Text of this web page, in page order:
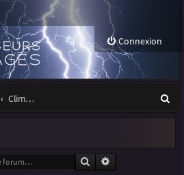
Connexion
Climatologie des orages
e
Rechercher